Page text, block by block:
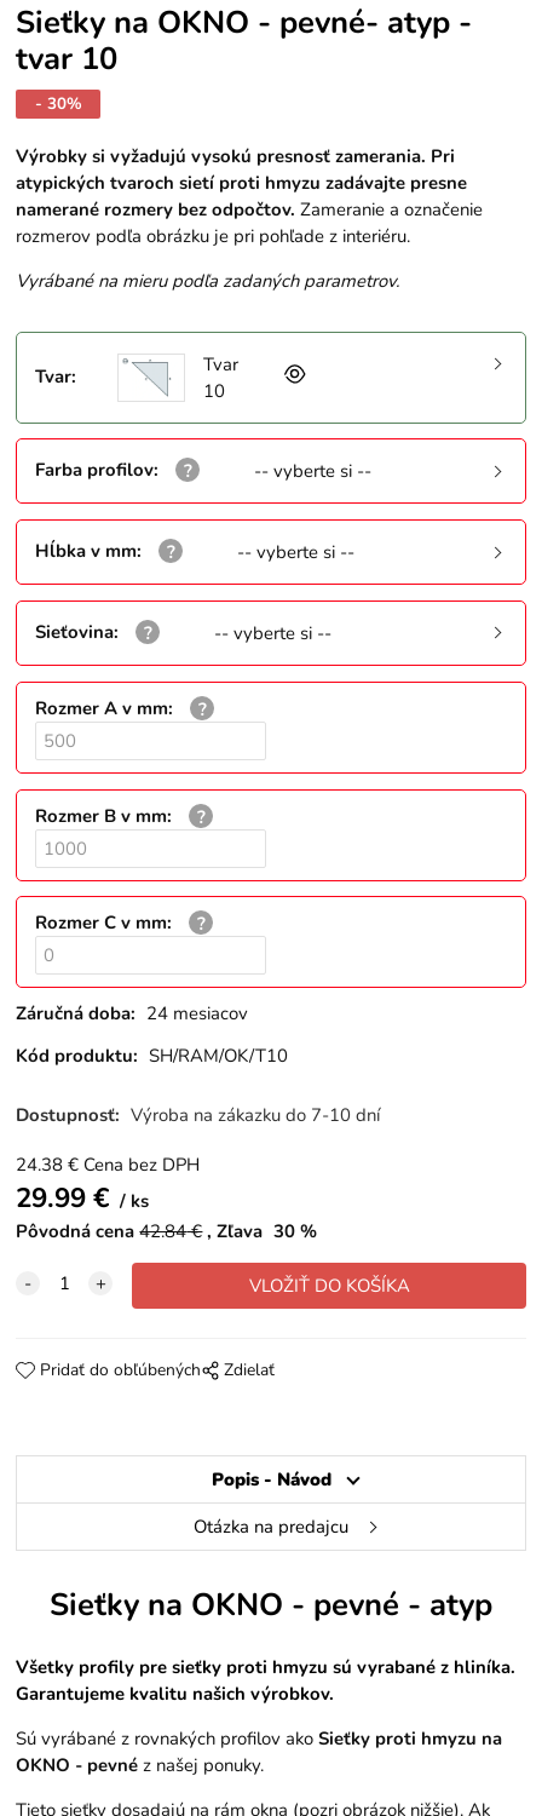
Sieťky na OKNO - pevné- atyp -
tvar 10
- 30%
Výrobky si vyžadujú vysokú presnosť zamerania. Pri
atypických tvaroch sietí proti hmyzu zadávajte presne
namerané rozmery bez odpočtov.Zameranie a označenie
rozmerov podľa obrázku je pri pohľade z interiéru.
Vyrábané na mieru podľa zadaných parametrov.
Tvar:
Tvar
10
Farba profilov: -- vyberte si --
Hĺbka v mm: -- vyberte si --
Sieťovina: -- vyberte si --
Rozmer A v mm:
Rozmer B v mm:
Rozmer C v mm:
Záručná doba: 24 mesiacov
Kód produktu: SH/RAM/OK/T10
Dostupnosť: Výroba na zákazku do 7-10 dní
24.38 € Cena bez DPH
29.99€
ks
Pôvodná cena 42.84€ Zľava 30 %
Pridať do obľúbených Zdielať
Popis - Návod
Otázka na predajcu
Sieťky na OKNO - pevné - atyp
Všetky profily pre sieťky proti hmyzu sú vyrabané z hliníka.
Garantujeme kvalitu našich výrobkov.
Sú vyrábané z rovnakých profilov akoSieťky proti hmyzu na
OKNO - pevné z našej ponuky.
Tieto sieťky dosadajú na rám okna (pozri obrázok nižšie). Ak